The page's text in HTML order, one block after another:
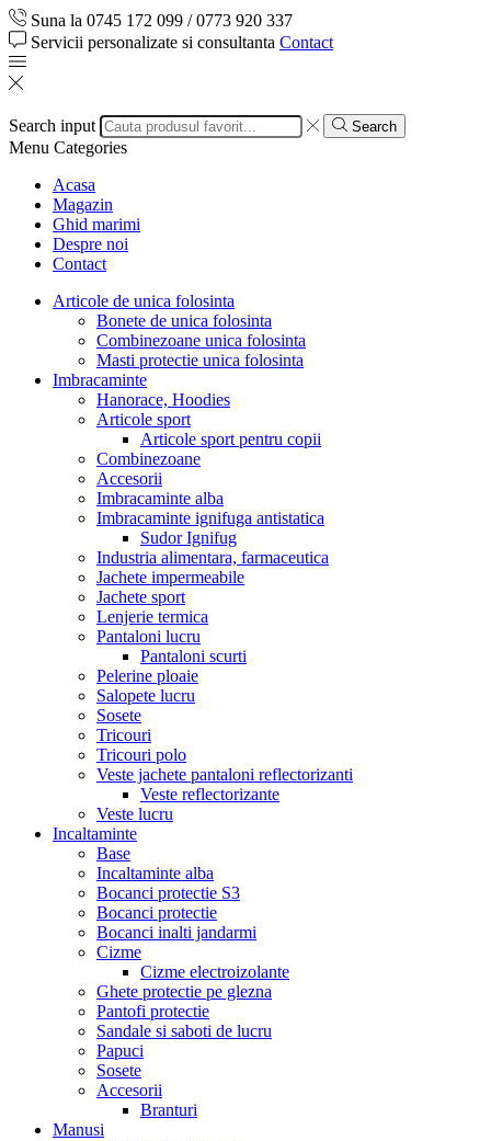
Suna la 0745 172 099 / 0773 920 337
Servicii personalizate si consultanta Contact
Search input Search
Menu Categories
Acasa
Magazin
Ghid marimi
Despre noi
Contact
Articole de unica folosinta
Bonete de unica folosinta
Combinezoane unica folosinta
Masti protectie unica folosinta
Imbracaminte
Hanorace, Hoodies
Articole sport
Articole sport pentru copii
Combinezoane
Accesorii
Imbracaminte alba
Imbracaminte ignifuga antistatica
Sudor Ignifug
Industria alimentara, farmaceutica
Jachete impermeabile
Jachete sport
Lenjerie termica
Pantaloni lucru
Pantaloni scurti
Pelerine ploaie
Salopete lucru
Sosete
Tricouri
Tricouri polo
Veste jachete pantaloni reflectorizanti
Veste reflectorizante
Veste lucru
Incaltaminte
Base
Incaltaminte alba
Bocanci protectie S3
Bocanci protectie
Bocanci inalti jandarmi
Cizme
Cizme electroizolante
Ghete protectie pe glezna
Pantofi protectie
Sandale si saboti de lucru
Papuci
Sosete
Accesorii
Branturi
Manusi